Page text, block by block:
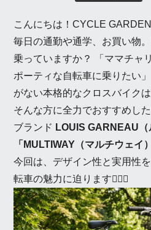
こんにちは！CYCLE GARDEN
毎日の通勤や通学、お買い物
乗っていますか？ 「ママチャ
ポーティな自転車に乗りたい
がない本格的なクロスバイク
そんな方に全力でおすすめし
ブランド LOUIS GARNEAU
「MULTIWAY（マルチウェイ
今回は、デザイン性と実用性
転車の魅力に迫ります🚴‍♂️✨